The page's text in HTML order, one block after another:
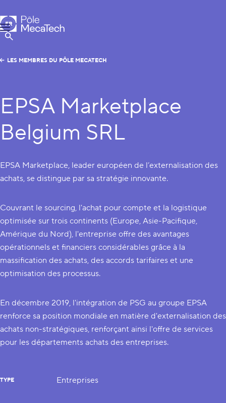
Pôle MecaTech
Menu
Afficher la Recherche
FR
EN
LES MEMBRES DU PÔLE MECATECH
EPSA Marketplace
Belgium SRL
EPSA Marketplace, leader européen de l’externalisation des
achats, se distingue par sa stratégie innovante.
Couvrant le sourcing, l'achat pour compte et la logistique
optimisée sur trois continents (Europe, Asie-Pacifique,
Amérique du Nord), l'entreprise offre des avantages
opérationnels et financiers considérables grâce à la
massification des achats, des accords tarifaires et une
optimisation des processus.
En décembre 2019, l'intégration de PSG au groupe EPSA
renforce sa position mondiale en matière d'externalisation des
achats non-stratégiques, renforçant ainsi l'offre de services
pour les départements achats des entreprises.
TYPE Entreprises